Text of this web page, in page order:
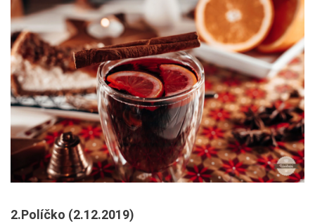
2.Políčko (2.12.2019)